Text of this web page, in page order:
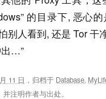
的目录下, 恶心
别人看到, 还是 Tor 干
出…”
11 日 ，归档于 Database,
注明作者与出处。